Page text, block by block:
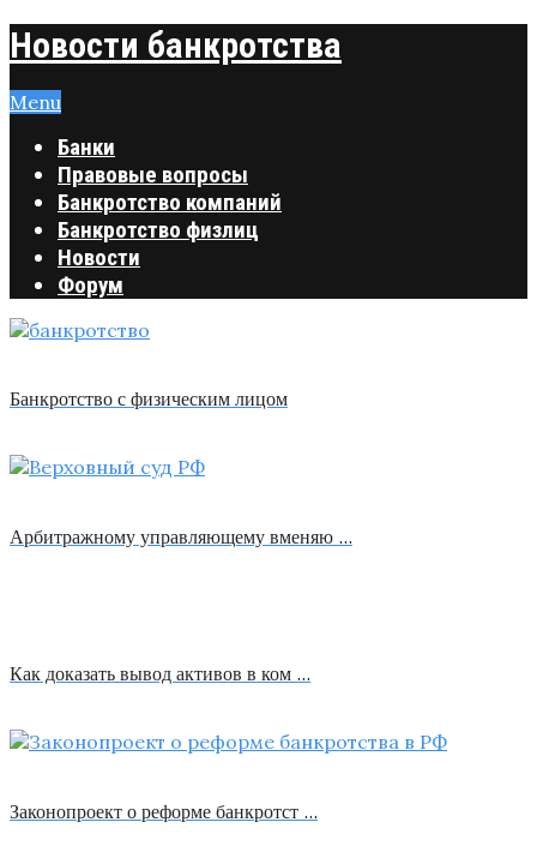
Новости банкротства
Menu
Банки
Правовые вопросы
Банкротство компаний
Банкротство физлиц
Новости
Форум
Банкротство с физическим лицом
Арбитражному управляющему вменяю …
Как доказать вывод активов в ком …
Законопроект о реформе банкротст …